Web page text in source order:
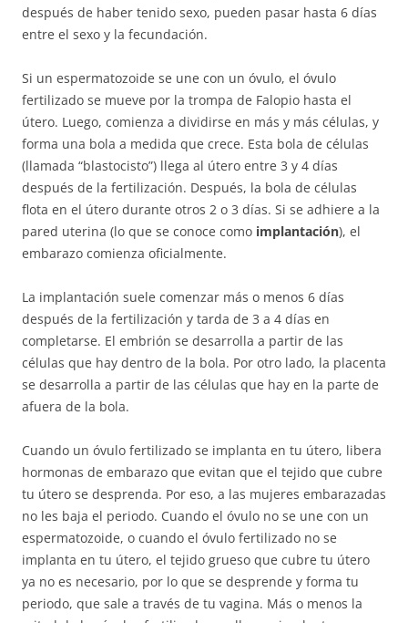
después de haber tenido sexo, pueden pasar hasta 6 días
entre el sexo y la fecundación.
Si un espermatozoide se une con un óvulo, el óvulo
fertilizado se mueve por la trompa de Falopio hasta el
útero. Luego, comienza a dividirse en más y más células, y
forma una bola a medida que crece. Esta bola de células
(llamada “blastocisto”) llega al útero entre 3 y 4 días
después de la fertilización. Después, la bola de células
flota en el útero durante otros 2 o 3 días. Si se adhiere a la
pared uterina (lo que se conoce como implantación), el
embarazo comienza oficialmente.
La implantación suele comenzar más o menos 6 días
después de la fertilización y tarda de 3 a 4 días en
completarse. El embrión se desarrolla a partir de las
células que hay dentro de la bola. Por otro lado, la placenta
se desarrolla a partir de las células que hay en la parte de
afuera de la bola.
Cuando un óvulo fertilizado se implanta en tu útero, libera
hormonas de embarazo que evitan que el tejido que cubre
tu útero se desprenda. Por eso, a las mujeres embarazadas
no les baja el periodo. Cuando el óvulo no se une con un
espermatozoide, o cuando el óvulo fertilizado no se
implanta en tu útero, el tejido grueso que cubre tu útero
ya no es necesario, por lo que se desprende y forma tu
periodo, que sale a través de tu vagina. Más o menos la